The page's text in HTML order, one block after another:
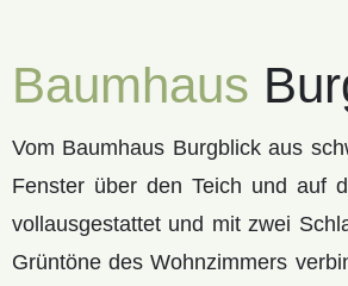
Baumhaus
Vom Baumhaus Burgblick aus
Fenster über den Teich und auf
vollausgestattet und mit zwei
Grüntöne des Wohnzimmers